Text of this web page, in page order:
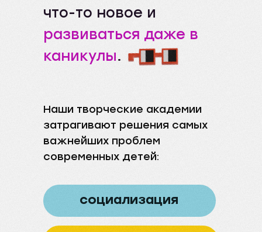
что-то новое и
развиваться даже в
каникулы.
Наши творческие академии
затрагивают решения самых
важнейших проблем
современных детей:
социализация